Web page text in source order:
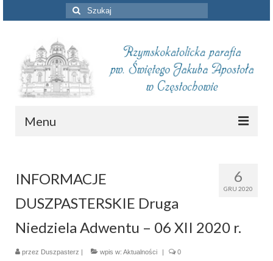
Szuklaj
w:
Menu
Intencje mszalne
Informacje duszpasterskie
Piszą o nas
Remont kościoła
6
GRU 2020
INFORMACJE
DUSZPASTERSKIE Druga
Niedziela Adwentu – 06 XII 2020 r.
przez Duszpasterz wpis w: Aktualności 0